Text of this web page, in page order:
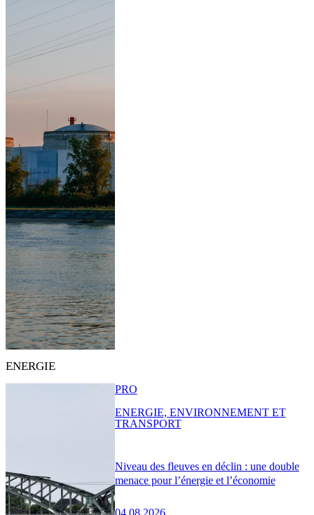
ENERGIE
Niveau des fleuves en déclin : une double
menace pour l’énergie et l’économie
04.08.2026
PRO
ENERGIE, ENVIRONNEMENT ET
TRANSPORT